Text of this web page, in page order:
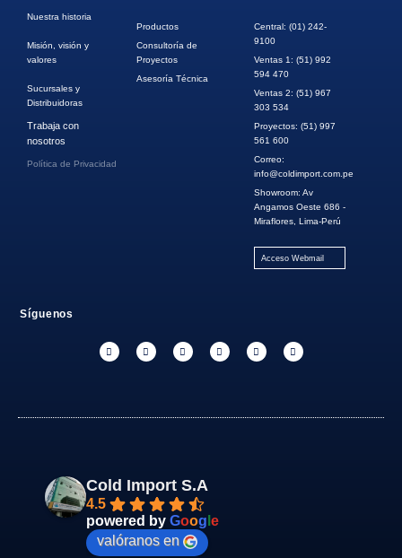
Nuestra historia
Misión, visión y
valores
Sucursales y
Distribuidoras
Trabaja con
nosotros
Política de Privacidad
Productos
Consultoría de
Proyectos
Asesoría Técnica
Central: (01) 242-
9100
Ventas 1: (51) 992
594 470
Ventas 2: (51) 967
303 534
Proyectos: (51) 997
561 600
Correo:
info@coldimport.com.pe
Showroom: Av
Angamos Oeste 686 -
Miraflores, Lima-Perú
Acceso Webmail
Síguenos
Cold Import S.A
4.5
powered by Goog e
valóranos en